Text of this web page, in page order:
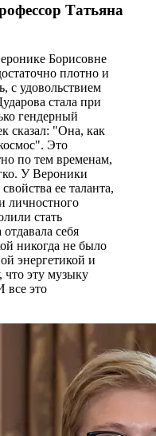
Татьяна
Борисовне
плотно и
с удовольствием
стала при
гендерный
сказал: "Она, как
Это
по тем временам,
У Вероники
ее таланта,
личностного
стать
себя
никогда не было
энергетикой и
эту музыку
все это